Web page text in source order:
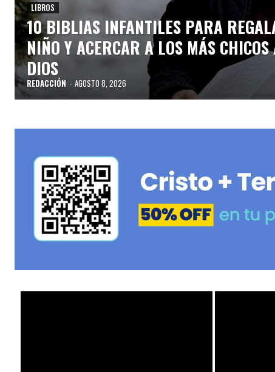
LIBROS
10 BIBLIAS INFANTILES PARA
NIÑO Y ACERCAR A LOS MÁS
DIOS
REDACCIÓN - AGOSTO 8, 2026